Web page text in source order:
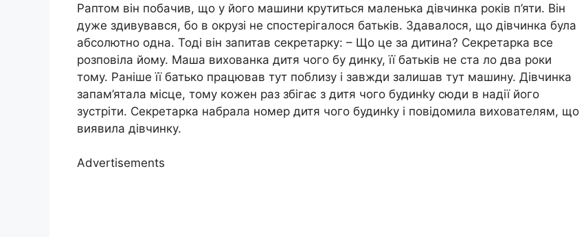
Раптом він побачив, що у його машини крутиться маленька дівчинка років п’яти. Він
дуже здивувався, бо в окрузі не спостерігалося батьків. Здавалося, що дівчинка була
абсолютно одна. Тоді він запитав секретарку: – Що це за дитина? Секретарка все
розповіла йому. Маша вихованка дитя чого бу динку, її батьків не ста ло два роки
тому. Раніше її батько працював тут поблизу і завжди залишав тут машину. Дівчинка
запам’ятала місце, тому кожен раз збігає з дитя чого будинkу сюди в надії його
зустріти. Секретарка набрала номер дитя чого будинkу і повідомила вихователям, що
виявила дівчинку.
Advertisements